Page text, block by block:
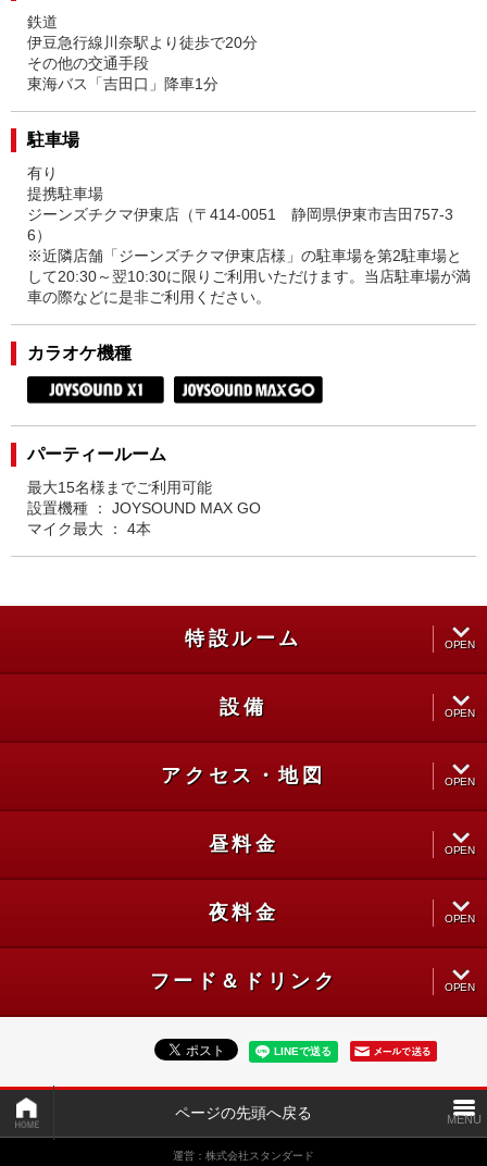
鉄道
伊豆急行線川奈駅より徒歩で20分
その他の交通手段
東海バス「吉田口」降車1分
駐車場
有り
提携駐車場
ジーンズチクマ伊東店（〒414-0051 静岡県伊東市吉田757-3
6）
※近隣店舗「ジーンズチクマ伊東店様」の駐車場を第2駐車場と
して20:30～翌10:30に限りご利用いただけます。当店駐車場が満
車の際などに是非ご利用ください。
カラオケ機種
パーティールーム
最大15名様までご利用可能
設置機種 ： JOYSOUND MAX GO
マイク最大 ： 4本
特設ルーム OPEN
CLOSE
設備 OPEN
CLOSE
アクセス・地図 OPEN
CLOSE
昼料金 OPEN
CLOSE
夜料金 OPEN
CLOSE
フード＆ドリンク OPEN
ページの先頭へ戻る
運営：株式会社スタンダード